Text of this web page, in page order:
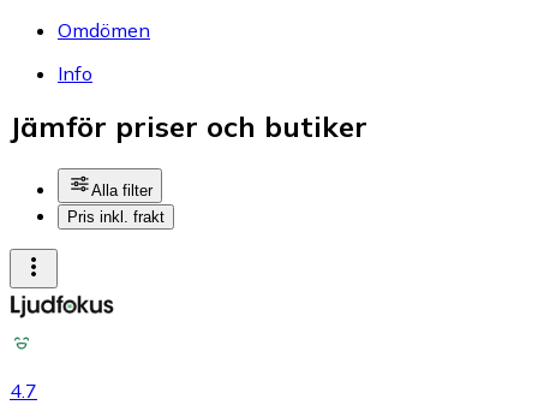
Omdömen
Info
Jämför priser och butiker
Alla filter
Pris inkl. frakt
4.7